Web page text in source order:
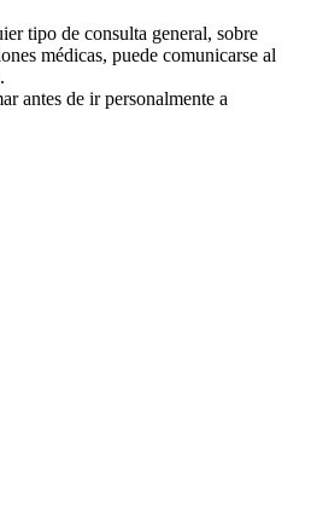
tipo de consulta general, sobre
médicas, puede comunicarse al
antes de ir personalmente a